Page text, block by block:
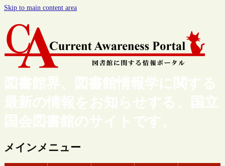
Skip to main content area
図書館界、図書館情報学に関する
最新の情報をお知らせする、国立
国会図書館のサイトです。
メインメニュー